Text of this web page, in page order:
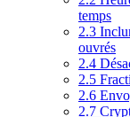
temps
2.3
ouvrés
2.4
2.5
2.6
2.7